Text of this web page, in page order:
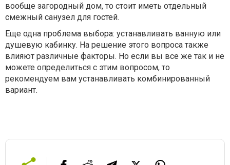
вообще загородный дом, то стоит иметь отдельный
смежный санузел для гостей.
Еще одна проблема выбора: устанавливать ванную или
душевую кабинку. На решение этого вопроса также
влияют различные факторы. Но если вы все же так и не
можете определиться с этим вопросом, то
рекомендуем вам устанавливать комбинированный
вариант.